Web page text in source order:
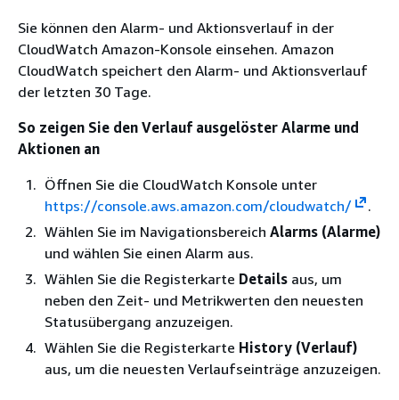
Sie können den Alarm- und Aktionsverlauf in der
CloudWatch Amazon-Konsole einsehen. Amazon
CloudWatch speichert den Alarm- und Aktionsverlauf
der letzten 30 Tage.
So zeigen Sie den Verlauf ausgelöster Alarme und
Aktionen an
Öffnen Sie die CloudWatch Konsole unter
https://console.aws.amazon.com/cloudwatch/
.
Wählen Sie im Navigationsbereich Alarms (Alarme)
und wählen Sie einen Alarm aus.
Wählen Sie die Registerkarte Details aus, um
neben den Zeit- und Metrikwerten den neuesten
Statusübergang anzuzeigen.
Wählen Sie die Registerkarte History (Verlauf)
aus, um die neuesten Verlaufseinträge anzuzeigen.